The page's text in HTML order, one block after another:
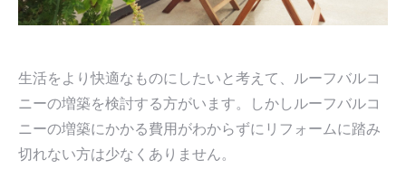
ま
ま
生活をより快適なものにしたいと考えて、ルーフバルコ
ニーの増築を検討する方がいます。しかしルーフバルコ
ニーの増築にかかる費用がわからずにリフォームに踏み
切れない方は少なくありません。